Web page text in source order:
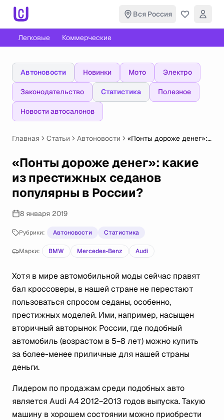
Вся Россия
Легковые Коммерческие
Автоновости Новинки Мото Электро
Законодательство Статистика Полезное
Новости автосалонов
Главная Статьи Автоновости
«Понты дороже денег»:
седанов популярны
в России?
«Понты дороже денег»: какие
из престижных седанов
популярны в России?
8 января 2019
Рубрики: Автоновости Статистика
Марки: BMW Mercedes-Benz Audi
Хотя в мире автомобильной моды сейчас правят
бал кроссоверы, в нашей стране не перестают
пользоваться спросом седаны, особенно,
престижных моделей. Ими, например, насыщен
вторичный авторынок России, где подобный
автомобиль (возрастом в 5−8 лет) можно купить
за более-менее приличные для нашей страны
деньги.
Лидером по продажам среди подобных авто
является Audi A4 2012−2013 годов выпуска. Такую
машину в хорошем состоянии можно приобрести